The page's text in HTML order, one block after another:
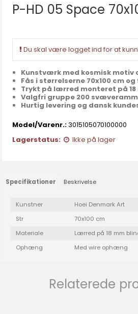
P-HD 05 Space
Du skal være logget ind for at
Kunstværk med kosmisk motiv
Fås i størrelserne 70x100 cm og
Trykt på lærred monteret på
Valgfri gruppe 200
Hurtig levering og dansk
Model/Varenr.:3015105070100000
Lagerstatus:
Ikke på lager
Specifikationer Beskrivelse
Kunstner
Hoei Denmark Art
Str
70x100 cm
Materiale
Lærred på 18 mm
Ophæng
Med wire ophæng
Relaterede